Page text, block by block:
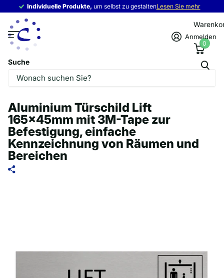
Individuelle Produkte, um selbst zu gestaltenLesen Sie mehr
Individuelle Produkte,
Suche
Anmelden
0
Aluminium Türschild Lift
165x45mm mit 3M-Tape zur
Befestigung, einfache
Kennzeichnung von Räumen und
Bereichen